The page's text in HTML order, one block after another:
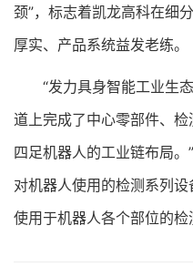
颈”，标志着凯龙高科在细
厚实、产品系统益发老练。
“发力具身智能工业生态
道上完成了中心零部件、
四足机器人的工业链布局
对机器人使用的检测系列
使用于机器人各个部位的检